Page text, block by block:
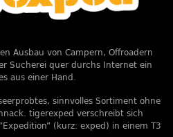
Ausbau von Campern, Offroadern
Sucherei quer durchs Internet ein
aus einer Hand.
sinnvolles Sortiment ohne
tigerexped verschreibt sich
(kurz: exped) in einem T3